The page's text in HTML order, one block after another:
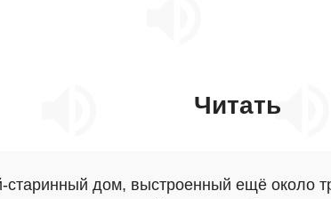
Читать
старинный дом, выстроенный ещё около